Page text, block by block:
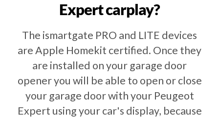
Expert carplay?
The ismartgate PRO and LITE devices
are Apple Homekit certified. Once they
are installed on your garage door
opener you will be able to open or close
your garage door with your Peugeot
Expert using your car's display, because